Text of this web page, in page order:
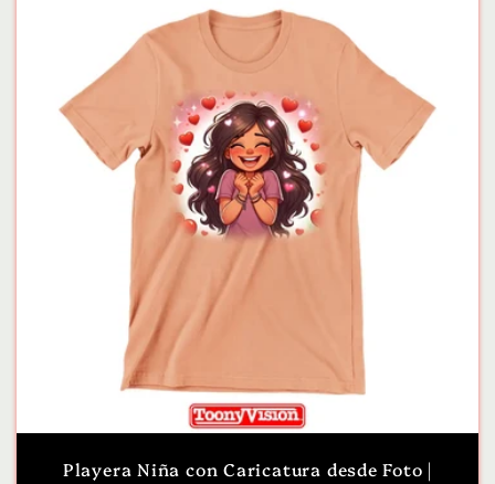
Playera Niña con Caricatura desde Foto |